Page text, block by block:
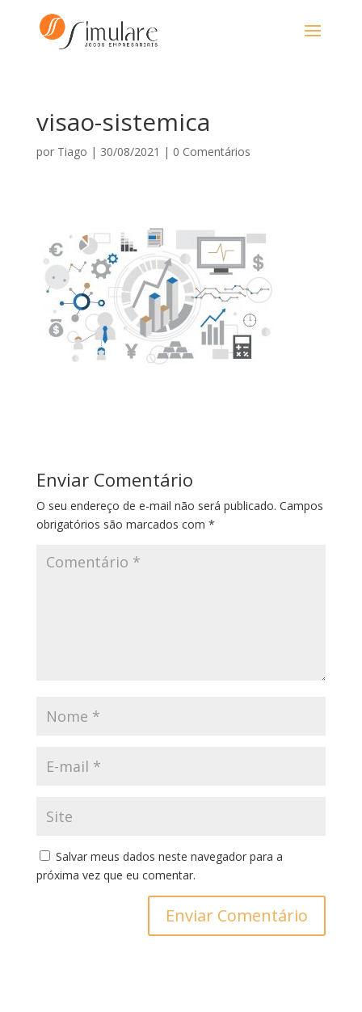
visao-sistemica
por Tiago | 30/08/2021 | 0 Comentários
Enviar Comentário
O seu endereço de e-mail não será publicado. Campos
obrigatórios são marcados com *
Salvar meus dados neste navegador para a
próxima vez que eu comentar.